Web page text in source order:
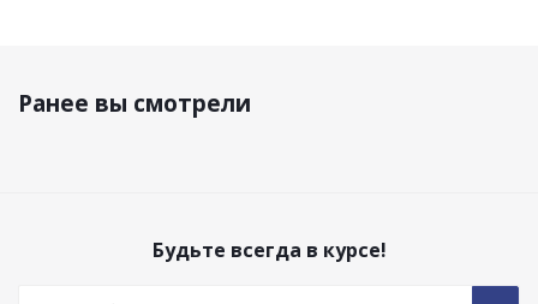
Ранее вы смотрели
Будьте всегда в курсе!